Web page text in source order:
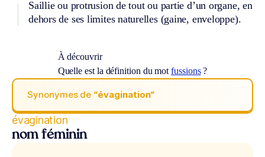
Saillie ou protrusion de tout ou partie d’un organe, en
dehors de ses limites naturelles (gaine, enveloppe).
À découvrir
Quelle est la définition du motfussions?
Synonymes de “évagination“
évagination
nom féminin